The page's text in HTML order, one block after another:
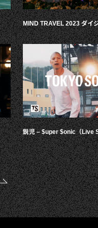
MIND TRAVEL 2023 ダイ
鋭児 – $uper $onic（Live